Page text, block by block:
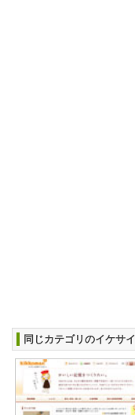
同じカテゴリのイケサイ